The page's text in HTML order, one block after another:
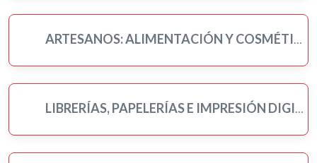
ARTESANOS: ALIMENTACIÓN Y COSMÉTICA
LIBRERÍAS, PAPELERÍAS E IMPRESIÓN DIGITAL